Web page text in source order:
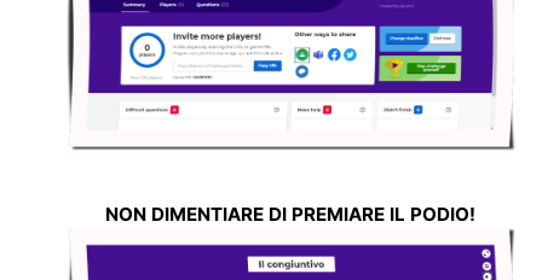
NON DIMENTIARE DI PREMIARE IL PODIO!